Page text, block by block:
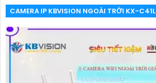
CAMERA IP KBVISION NGOÀI TRỜI KX-C41L